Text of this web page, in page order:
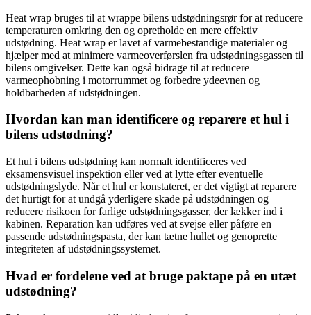
Heat wrap bruges til at wrappe bilens udstødningsrør for at reducere
temperaturen omkring den og opretholde en mere effektiv
udstødning. Heat wrap er lavet af varmebestandige materialer og
hjælper med at minimere varmeoverførslen fra udstødningsgassen til
bilens omgivelser. Dette kan også bidrage til at reducere
varmeophobning i motorrummet og forbedre ydeevnen og
holdbarheden af udstødningen.
Hvordan kan man identificere og reparere et hul i
bilens udstødning?
Et hul i bilens udstødning kan normalt identificeres ved
eksamensvisuel inspektion eller ved at lytte efter eventuelle
udstødningslyde. Når et hul er konstateret, er det vigtigt at reparere
det hurtigt for at undgå yderligere skade på udstødningen og
reducere risikoen for farlige udstødningsgasser, der lækker ind i
kabinen. Reparation kan udføres ved at svejse eller påføre en
passende udstødningspasta, der kan tætne hullet og genoprette
integriteten af udstødningssystemet.
Hvad er fordelene ved at bruge paktape på en utæt
udstødning?